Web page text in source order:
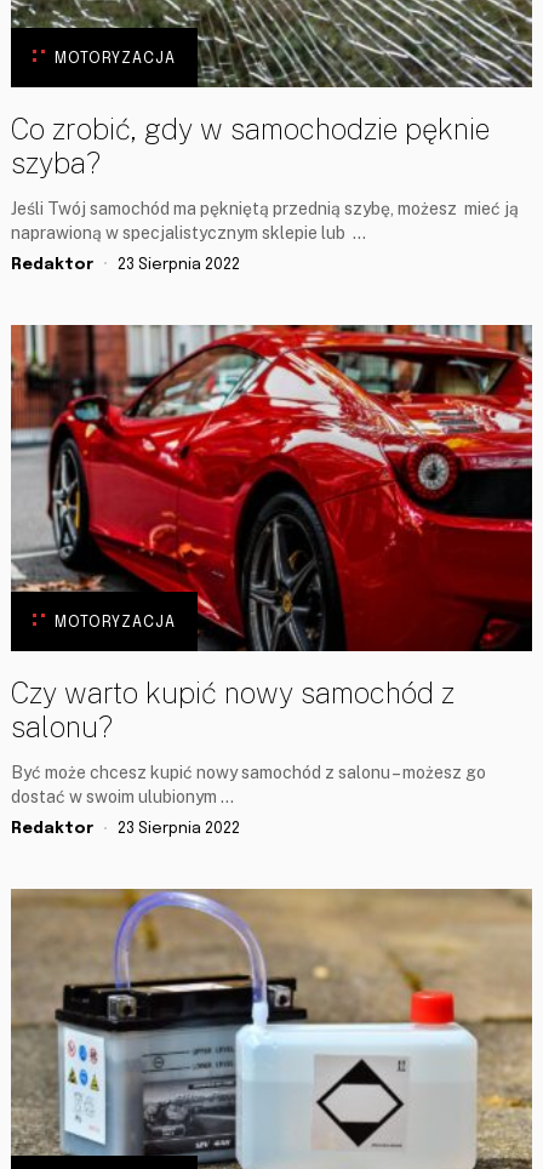
MOTORYZACJA
Co zrobić, gdy w samochodzie pęknie
szyba?
Jeśli Twój samochód ma pękniętą przednią szybę, możesz mieć ją
naprawioną w specjalistycznym sklepie lub …
Redaktor 23 Sierpnia 2022
MOTORYZACJA
Czy warto kupić nowy samochód z
salonu?
Być może chcesz kupić nowy samochód z salonu – możesz go
dostać w swoim ulubionym …
Redaktor 23 Sierpnia 2022